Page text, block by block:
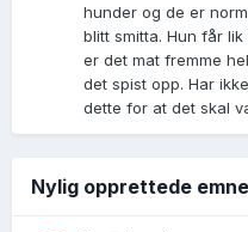
hunder og de er
blitt smitta. Hun får
er det mat fremme
det spist opp. Har
dette for at det skal
Nylig opprettede